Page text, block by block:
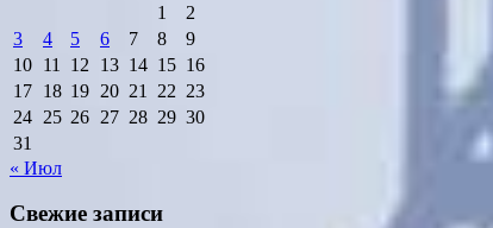
1
2
3
4 5 6 7 8
9
10 11 12 13 14 15 16
17 18 19 20 21 22 23
24 25 26 27 28 29 30
31
« Июл
Свежие записи